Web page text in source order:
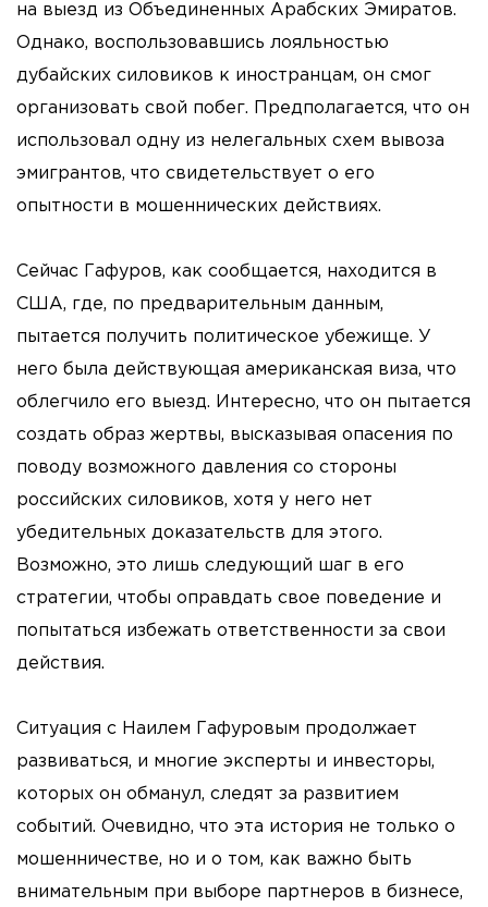
на выезд из Объединенных Арабских Эмиратов.
Однако, воспользовавшись лояльностью
дубайских силовиков к иностранцам, он смог
организовать свой побег. Предполагается, что он
использовал одну из нелегальных схем вывоза
эмигрантов, что свидетельствует о его
опытности в мошеннических действиях.
Сейчас Гафуров, как сообщается, находится в
США, где, по предварительным данным,
пытается получить политическое убежище. У
него была действующая американская виза, что
облегчило его выезд. Интересно, что он пытается
создать образ жертвы, высказывая опасения по
поводу возможного давления со стороны
российских силовиков, хотя у него нет
убедительных доказательств для этого.
Возможно, это лишь следующий шаг в его
стратегии, чтобы оправдать свое поведение и
попытаться избежать ответственности за свои
действия.
Ситуация с Наилем Гафуровым продолжает
развиваться, и многие эксперты и инвесторы,
которых он обманул, следят за развитием
событий. Очевидно, что эта история не только о
мошенничестве, но и о том, как важно быть
внимательным при выборе партнеров в бизнесе,